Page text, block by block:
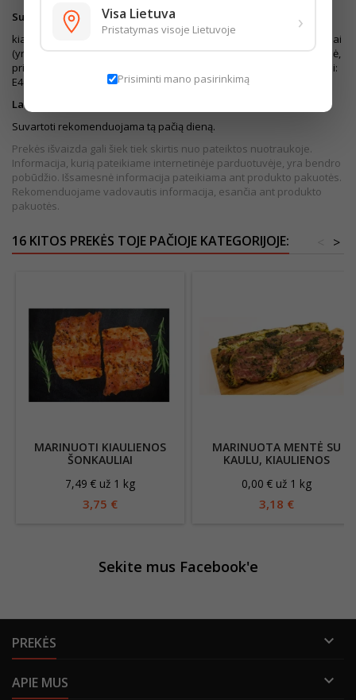
Sudedamosios dalys:
kiaulienos sprandinė, vanduo, joduota valgomoji druska, prieskoniai
(yra GARSTYČIOS), cukrus, stabilizatoriai: E262, E331, E500, dekstrozė,
prieskoniniai augalai (yra SALIERAI), kvapiosios medžiagos, tirštikliai:
E407a, E415, modifikuotas krakmolas.
Laikymo sąlygos:
Suvartoti rekomenduojama tą pačią dieną.
Prekės išvaizda gali šiek tiek skirtis nuo pateiktos nuotraukoje.
Informacija, kurią pateikiame internetinėje parduotuvėje, yra bendro
pobūdžio. Išsamesnė informacija pateikiama ant produkto pakuotės.
Rekomenduojame vadovautis informacija, esančia ant produkto
pakuotės.
16 KITOS PREKĖS TOJE PAČIOJE KATEGORIJOJE: >
MARINUOTI KIAULIENOS
ŠONKAULIAI
7,49 € už 1 kg
3,75 €
MARINUOTA MENTĖ SU
KAULU, KIAULIENOS
0,00 € už 1 kg
3,18 €
Sekite mus Facebook'e
PREKĖS 
APIE MUS 
Visa Lietuva
Pristatymas visoje Lietuvoje ›
Prisiminti mano pasirinkimą